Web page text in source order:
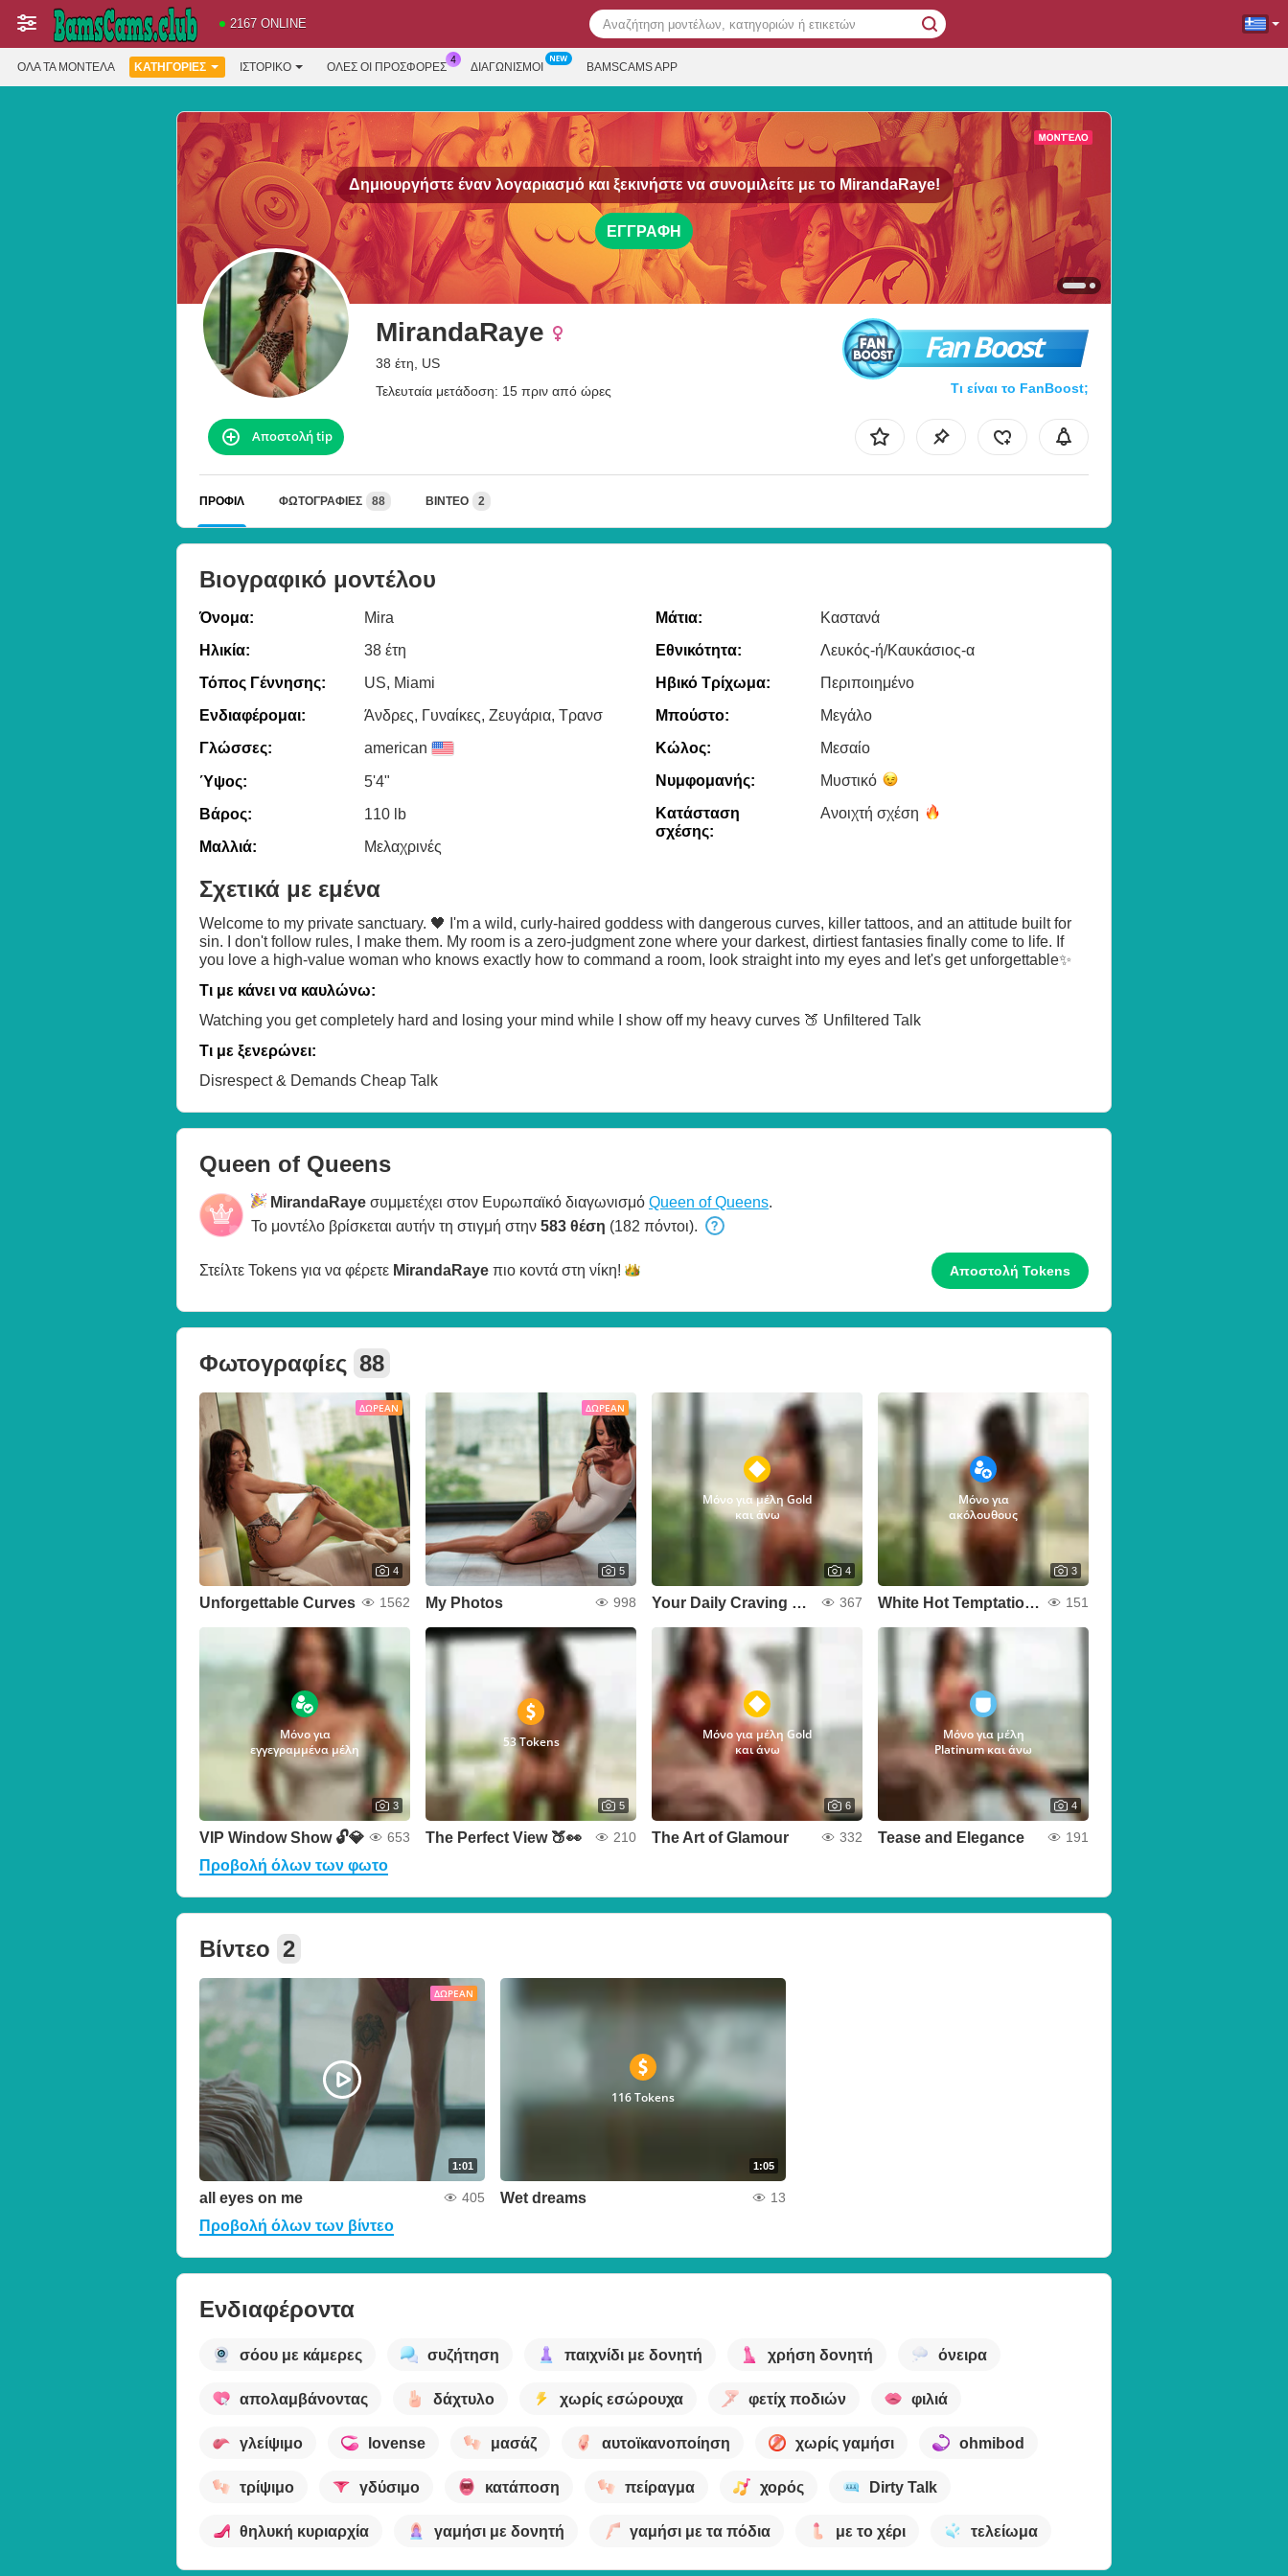
2167 ONLINE
ΌΛΑ ΤΑ ΜΟΝΤΈΛΑ ΚΑΤΗΓΟΡΊΕΣ ΙΣΤΟΡΙΚΌ ΟΛΕΣ ΟΙ ΠΡΟΣΦΟΡΕΣ ΔΙΑΓΩΝΙΣΜΟΊ BAMSCAMS APP
Δημιουργήστε έναν λογαριασμό και ξεκινήστε να συνομιλείτε με το MirandaRaye!
ΕΓΓΡΑΦΉ
MirandaRaye
38 έτη, US
Τελευταία μετάδοση: 15 πριν από ώρες
Fan Boost
Τι είναι το FanBoost;
Αποστολή tip
ΠΡΟΦΊΛ ΦΩΤΟΓΡΑΦΊΕΣ 88 ΒΊΝΤΕΟ 2
Βιογραφικό μοντέλου
Όνομα:
Mira
Ηλικία:
38 έτη
Τόπος Γέννησης:
US, Miami
Ενδιαφέρομαι:
Άνδρες, Γυναίκες, Zευγάρια, Τρανσ
Γλώσσες:
american
Ύψος:
5'4"
Βάρος:
110 lb
Μαλλιά:
Μελαχρινές
Μάτια:
Καστανά
Εθνικότητα:
Λευκός-ή/Καυκάσιος-α
Ηβικό Τρίχωμα:
Περιποιημένο
Μπούστο:
Μεγάλο
Κώλος:
Μεσαίο
Νυμφομανής:
Μυστικό
Κατάσταση
σχέσης:
Ανοιχτή σχέση
Σχετικά με εμένα
Welcome to my private sanctuary. 🖤 I'm a wild, curly-haired goddess with dangerous curves, killer tattoos, and an attitude built for
sin. I don't follow rules, I make them. My room is a zero-judgment zone where your darkest, dirtiest fantasies finally come to life. If
you love a high-value woman who knows exactly how to command a room, look straight into my eyes and let's get unforgettable✨
Τι με κάνει να καυλώνω:
Watching you get completely hard and losing your mind while I show off my heavy curves 🍑 Unfiltered Talk
Τι με ξενερώνει:
Disrespect & Demands Cheap Talk
Queen of Queens
MirandaRaye συμμετέχει στον Ευρωπαϊκό διαγωνισμό Queen of Queens.
Το μοντέλο βρίσκεται αυτήν τη στιγμή στην 583 θέση (182 πόντοι).
Στείλτε Tokens για να φέρετε MirandaRaye πιο κοντά στη νίκη! Αποστολή Tokens
Φωτογραφίες 88
ΔΩΡΕΆΝ
4
Unforgettable Curves 1562
ΔΩΡΕΆΝ
5
My Photos 998
Μόνο για μέλη Gold
και άνω
4
Your Daily Craving 🍒🔞 367
Μόνο για
ακόλουθους
3
White Hot Temptation 🔥🕊️ 151
Μόνο για
εγγεγραμμένα μέλη
3
VIP Window Show 🔓💎 653
53 Tokens
5
The Perfect View 🍑👀 210
Μόνο για μέλη Gold
και άνω
6
The Art of Glamour 332
Μόνο για μέλη
Platinum και άνω
4
Tease and Elegance 191
Προβολή όλων των φωτο
Βίντεο 2
ΔΩΡΕΆΝ
1:01
all eyes on me 405
1:05
116 Tokens
Wet dreams 13
Προβολή όλων των βίντεο
Ενδιαφέροντα
σόου με κάμερες συζήτηση παιχνίδι με δονητή χρήση δονητή όνειρα
απολαμβάνοντας δάχτυλο χωρίς εσώρουχα φετίχ ποδιών φιλιά
γλείψιμο lovense μασάζ αυτοϊκανοποίηση χωρίς γαμήσι ohmibod
τρίψιμο γδύσιμο κατάποση πείραγμα χορός Dirty Talk
θηλυκή κυριαρχία γαμήσι με δονητή γαμήσι με τα πόδια με το χέρι τελείωμα